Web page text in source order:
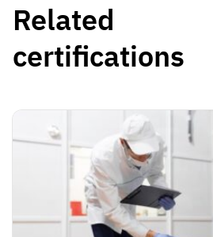
Related
certifications